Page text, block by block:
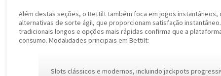
Além destas seções, o Bettilt também foca em jogos instantâneos,
alternativas de sorte ágil, que proporcionam satisfação
tradicionais longos e opções mais rápidas confirma que a
consumo. Modalidades principais em Bettilt:
Slots clássicos e modernos, incluindo jackpots